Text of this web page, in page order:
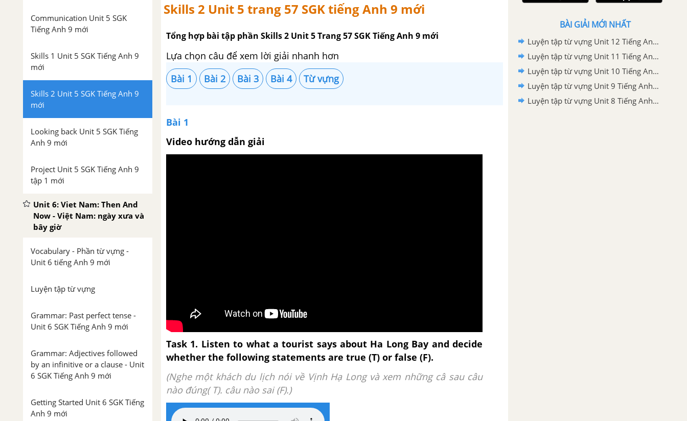
Communication Unit 5 SGK
Tiếng Anh 9 mới
Skills 1 Unit 5 SGK Tiếng Anh 9
mới
Skills 2 Unit 5 SGK Tiếng Anh 9
mới
Looking back Unit 5 SGK Tiếng
Anh 9 mới
Project Unit 5 SGK Tiếng Anh 9
tập 1 mới
Unit 6: Viet Nam: Then And
Now - Việt Nam: ngày xưa và
bây giờ
Vocabulary - Phần từ vựng -
Unit 6 tiếng Anh 9 mới
Luyện tập từ vựng
Grammar: Past perfect tense -
Unit 6 SGK Tiếng Anh 9 mới
Grammar: Adjectives followed
by an infinitive or a clause - Unit
6 SGK Tiếng Anh 9 mới
Getting Started Unit 6 SGK Tiếng
Anh 9 mới
Skills 2 Unit 5 trang 57 SGK tiếng Anh 9 mới
Tổng hợp bài tập phần Skills 2 Unit 5 Trang 57 SGK Tiếng Anh 9 mới
Lựa chọn câu để xem lời giải nhanh hơn
Bài 1
Bài 2 Bài 3 Bài 4 Từ vựng
Bài 1
Video hướng dẫn giải
Task 1. Listen to what a tourist says about Ha Long Bay and decide
whether the following statements are true (T) or false (F).
(Nghe một khách du lịch nói về Vịnh Hạ Long và xem những câ sau câu
nào đúng( T). câu nào sai (F).)
BÀI GIẢI MỚI NHẤT
Luyện tập từ vựng Unit 12 Tiếng Anh 9 mới
Luyện tập từ vựng Unit 11 Tiếng Anh 9 mới
Luyện tập từ vựng Unit 10 Tiếng Anh 9 mới
Luyện tập từ vựng Unit 9 Tiếng Anh 9 mới
Luyện tập từ vựng Unit 8 Tiếng Anh 9 mới